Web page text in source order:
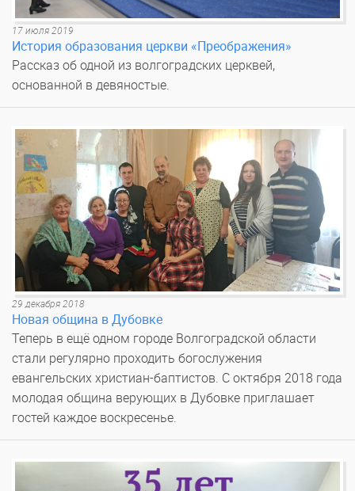
17 июля 2019
История образования церкви «Преображения»
Рассказ об одной из волгоградских церквей,
основанной в девяностые.
29 декабря 2018
Новая община в Дубовке
Теперь в ещё одном городе Волгоградской области
стали регулярно проходить богослужения
евангельских христиан-баптистов. С октября 2018 года
молодая община верующих в Дубовке приглашает
гостей каждое воскресенье.